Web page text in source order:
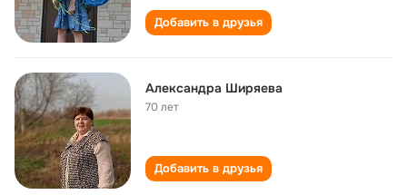
Добавить в друзья
Александра Ширяева
70 лет
Добавить в друзья